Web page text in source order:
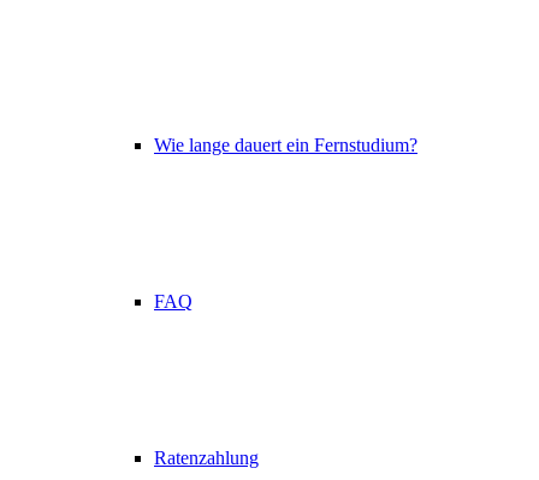
Wie lange dauert ein Fernstudium?
FAQ
Ratenzahlung